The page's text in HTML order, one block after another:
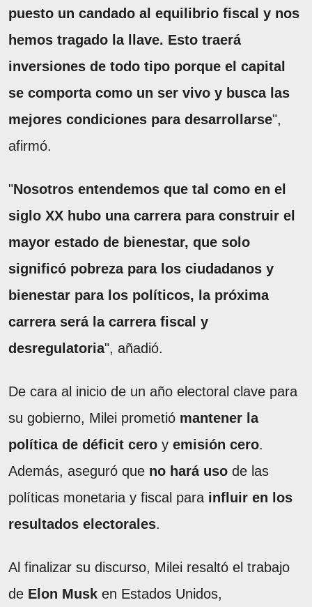
puesto un candado al equilibrio fiscal y nos
hemos tragado la llave. Esto traerá
inversiones de todo tipo porque el capital
se comporta como un ser vivo y busca las
mejores condiciones para desarrollarse",
afirmó.
"Nosotros entendemos que tal como en el
siglo XX hubo una carrera para construir el
mayor estado de bienestar, que solo
significó pobreza para los ciudadanos y
bienestar para los políticos, la próxima
carrera será la carrera fiscal y
desregulatoria", añadió.
De cara al inicio de un año electoral clave para
su gobierno, Milei prometió mantener la
política de déficit cero y emisión cero.
Además, aseguró que no hará uso de las
políticas monetaria y fiscal para influir en los
resultados electorales.
Al finalizar su discurso, Milei resaltó el trabajo
de Elon Musk en Estados Unidos,